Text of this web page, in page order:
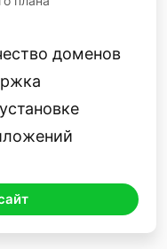
доменов